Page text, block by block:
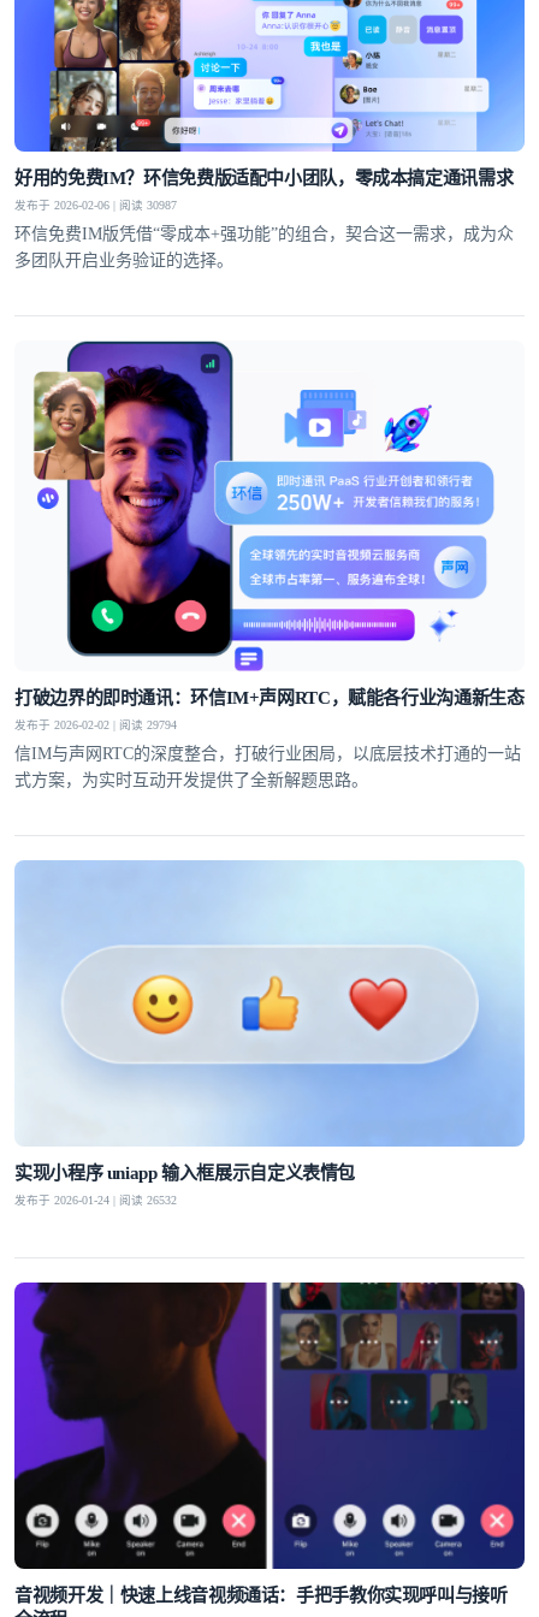
好用的免费IM？环信免费版适配中小团队，零成本搞定通讯需求
发布于 2026-02-06 | 阅读 30987
环信免费IM版凭借“零成本+强功能”的组合，契合这一需求，成为众
多团队开启业务验证的选择。
打破边界的即时通讯：环信IM+声网RTC，赋能各行业沟通新生态
发布于 2026-02-02 | 阅读 29794
信IM与声网RTC的深度整合，打破行业困局，以底层技术打通的一站
式方案，为实时互动开发提供了全新解题思路。
实现小程序 uniapp 输入框展示自定义表情包
发布于 2026-01-24 | 阅读 26532
音视频开发｜快速上线音视频通话：手把手教你实现呼叫与接听